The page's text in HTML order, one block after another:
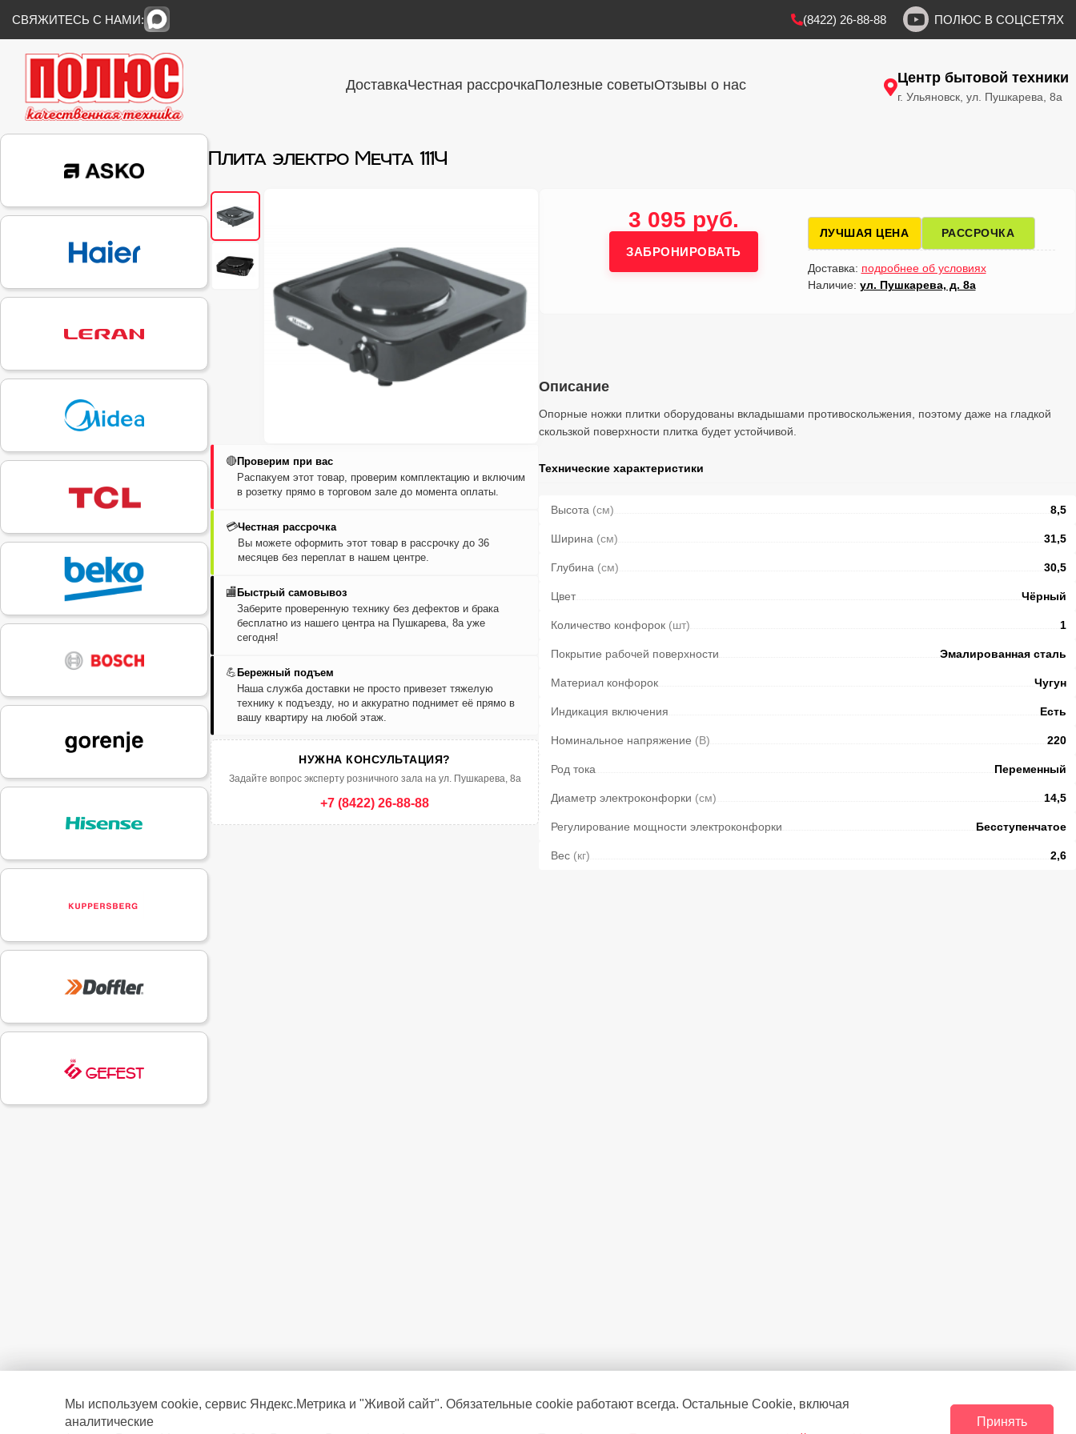
СВЯЖИТЕСЬ С НАМИ: (8422) 26-88-88 ПОЛЮС В СОЦСЕТЯХ
ДоставкаЧестная рассрочкаПолезные советыОтзывы о нас Центр бытовой техники
г. Ульяновск, ул. Пушкарева, 8а
Плита электро Мечта 111Ч
🔴Проверим при вас
Распакуем этот товар, проверим комплектацию и включим
в розетку прямо в торговом зале до момента оплаты.
💳Честная рассрочка
Вы можете оформить этот товар в рассрочку до 36
месяцев без переплат в нашем центре.
🏬 Быстрый самовывоз
Заберите проверенную технику без дефектов и брака
бесплатно из нашего центра на Пушкарева, 8а уже
сегодня!
💪 Бережный подъем
Наша служба доставки не просто привезет тяжелую
технику к подъезду, но и аккуратно поднимет её прямо в
вашу квартиру на любой этаж.
НУЖНА КОНСУЛЬТАЦИЯ?
Задайте вопрос эксперту розничного зала на ул. Пушкарева, 8а
+7 (8422) 26-88-88
3 095 руб.
ЗАБРОНИРОВАТЬ
ЛУЧШАЯ ЦЕНА РАССРОЧКА
Доставка: подробнее об условиях
Наличие: ул. Пушкарева, д. 8а
Описание
Опорные ножки плитки оборудованы вкладышами противоскольжения, поэтому даже на гладкой
скользкой поверхности плитка будет устойчивой.
Технические характеристики
Высота (см) 8,5
Ширина (см) 31,5
Глубина (см) 30,5
Цвет Чёрный
Количество конфорок (шт) 1
Покрытие рабочей поверхности Эмалированная сталь
Материал конфорок Чугун
Индикация включения Есть
Номинальное напряжение (В) 220
Род тока Переменный
Диаметр электроконфорки (см) 14,5
Регулирование мощности электроконфорки Бесступенчатое
Вес (кг) 2,6
Мы используем cookie, сервис Яндекс.Метрика и "Живой сайт". Обязательные cookie работают всегда. Остальные Сookie, включая
аналитические
Принять